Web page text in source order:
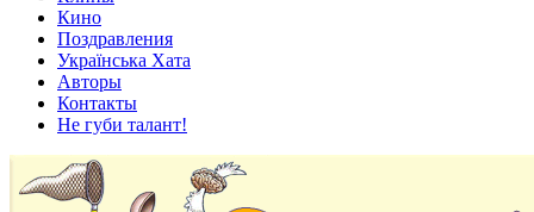
Кино
Поздравления
Українська Хата
Авторы
Контакты
Не губи талант!